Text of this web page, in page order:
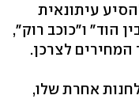
עיתונאית
הוד" ו"כוכב רוק",
המחירים לצרכן.
אוטובוסים לחנות אחרת שלו,